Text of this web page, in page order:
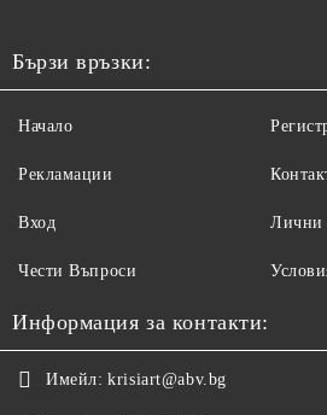
Бързи връзки:
Начало
Рекламации
Вход
Чести Въпроси
Лични
Информация за контакти:
Имейл: krisiart@abv.bg